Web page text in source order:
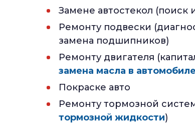
Замене автостекол (поиск
Ремонту подвески
замена подшипников)
Ремонту двигателя
замена масла в автомобиле
Покраске авто
Ремонту тормозной
тормозной жидкости)